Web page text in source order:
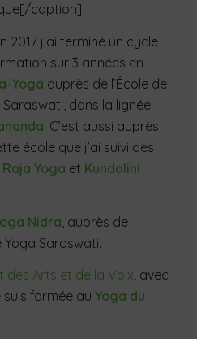
caption]
2017 j’ai terminé un cycle
sur 3 années en
Yoga auprès de l’École de
Saraswati, dans la lignée
. C’est aussi auprès
école que j’ai suivi des
Raja Yoga et Kundalini
Nidra , auprès de
Yoga Saraswati.
des Arts et de la Voix, avec
suis formée au Yoga du